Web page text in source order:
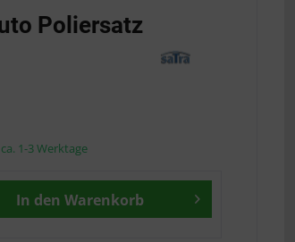
Poliersatz
1-3 Werktage
In den Warenkorb